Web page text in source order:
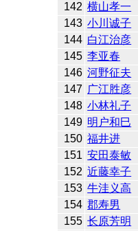
142 横山孝一
143 小川诚子
144 白江治彦
145 李亚春
146 河野征夫
147 广江胜彦
148 小林礼子
149 明户和巳
150 福井进
151 安田泰敏
152 近藤幸子
153 牛洼义高
154 郡寿男
155 长原芳明